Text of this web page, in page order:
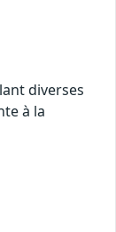
diverses
à la